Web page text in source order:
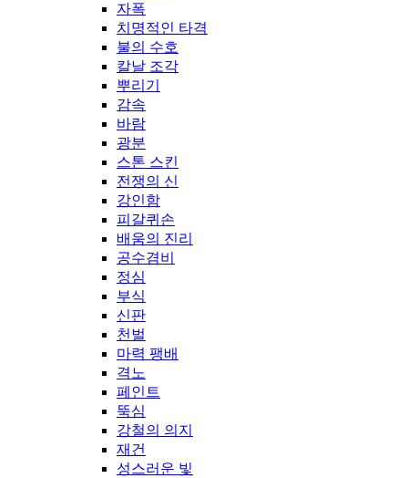
자폭
치명적인 타격
불의 수호
칼날 조각
뿌리기
감속
바람
광분
스톤 스킨
전쟁의 신
강인함
피갈퀴손
배움의 진리
공수겸비
정심
부식
신판
천벌
마력 팽배
격노
페인트
뚝심
강철의 의지
재건
성스러운 빛